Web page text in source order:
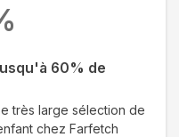
60% de
très large sélection de
chez Farfetch